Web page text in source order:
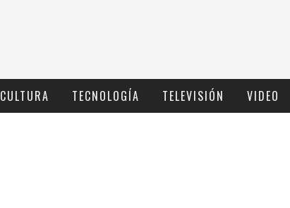
CULTURA TECNOLOGÍ­A TELEVISIÓN VIDEO